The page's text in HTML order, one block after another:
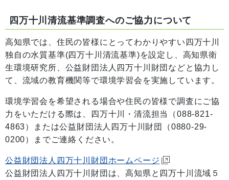
四万十川清流基準調査へのご協力について
高知県では、住民の皆様にとってわかりやすい四万十川
独自の水質基準(四万十川清流基準)を設定し、高知県衛
生環境研究所、公益財団法人四万十川財団などと協力し
て、流域の教育機関等で環境学習会を実施しています。
環境学習会を希望される場合や住民の皆様で調査にご協
力をいただける際は、四万十川・清流担当（088-821-
4863）または公益財団法人四万十川財団（0880-29-
0200）までご連絡ください。
公益財団法人四万十川財団ホームページ
公益財団法人四万十川財団は、高知県と四万十川流域５